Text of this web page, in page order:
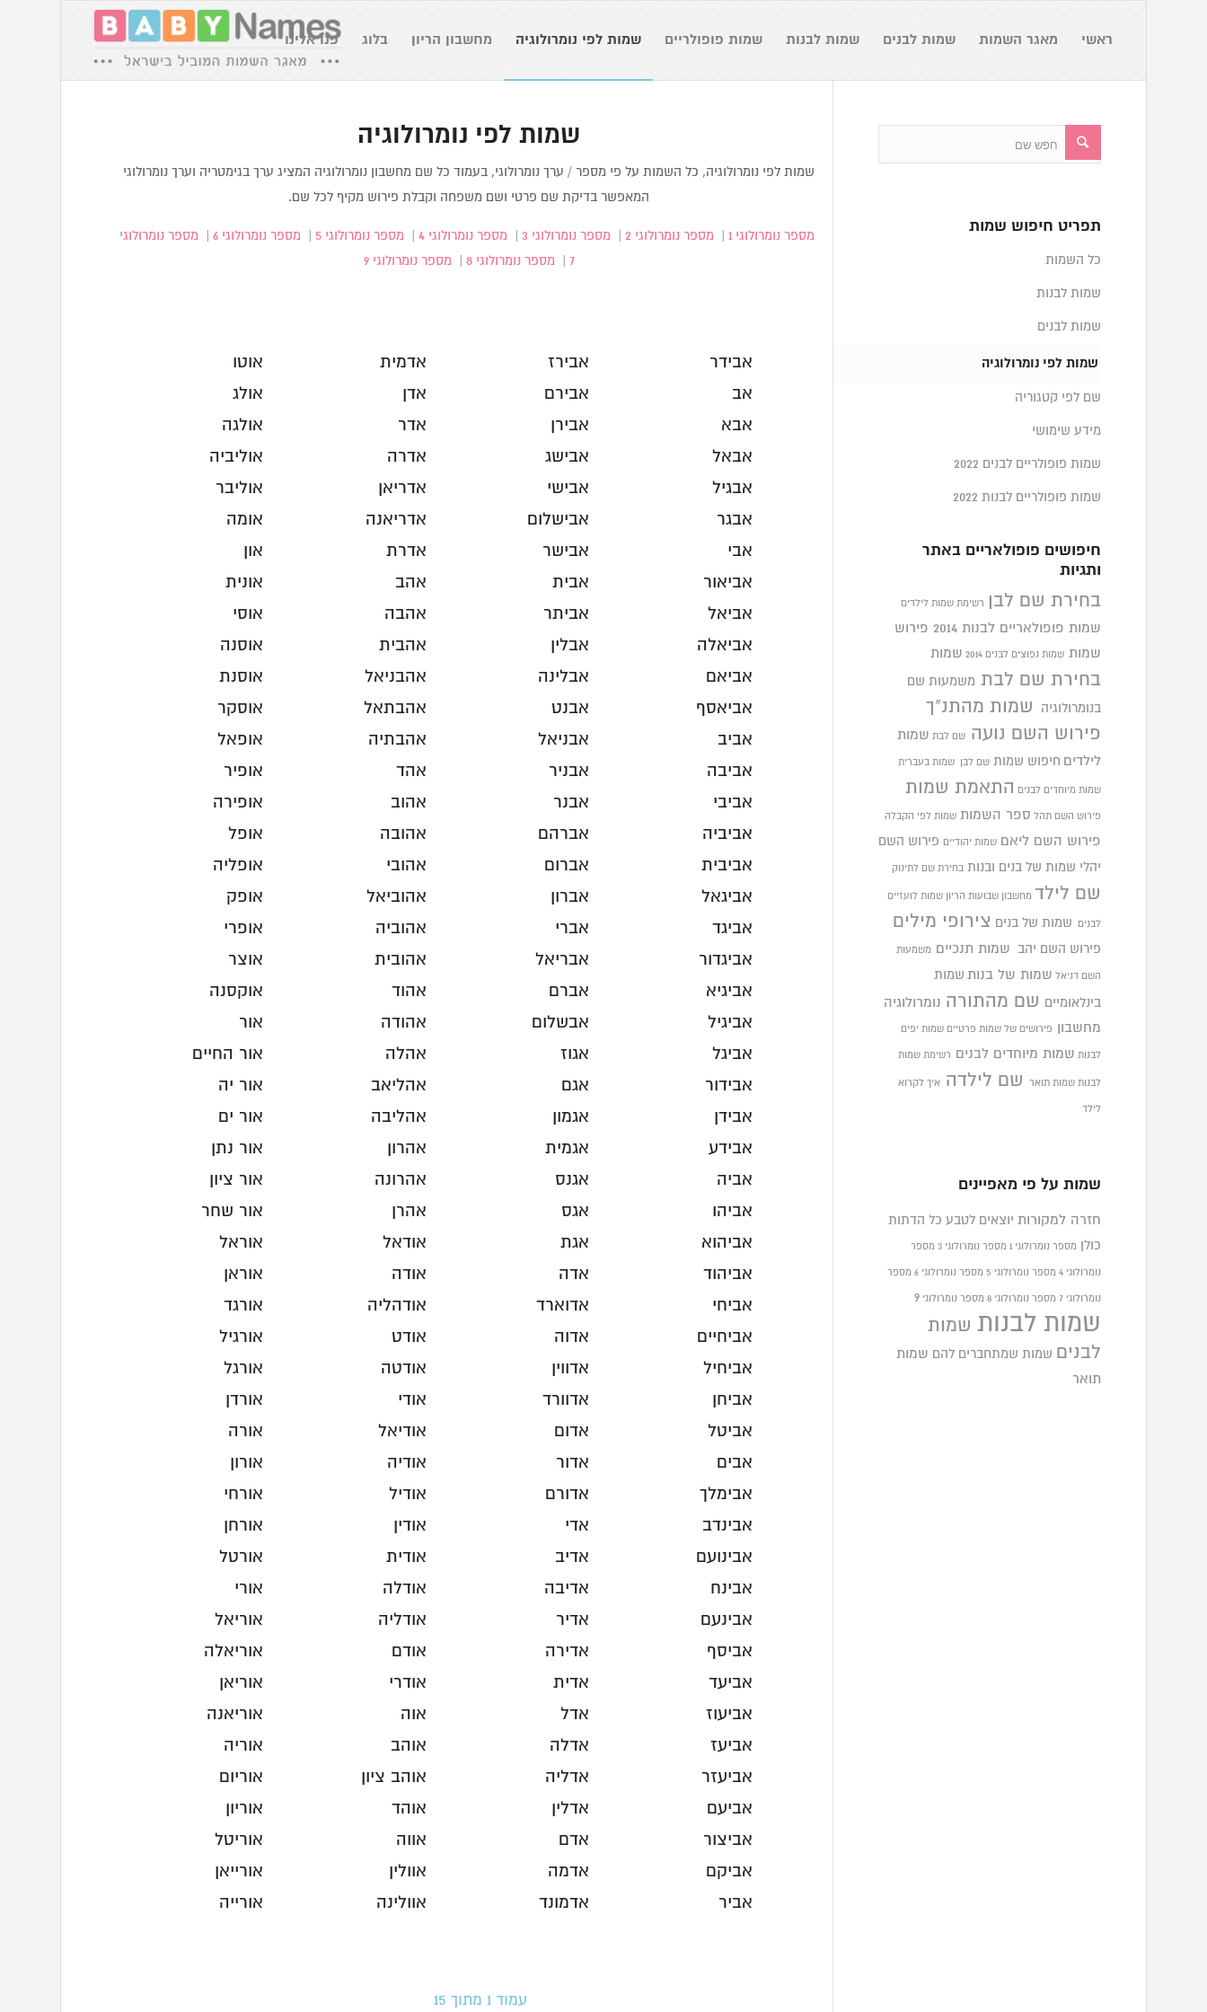
ראשי מאגר השמות שמות לבנים שמות לבנות שמות פופולריים שמות לפי נומרולוגיה מחשבון הריון בלוג פנו אלינו
שמות לפי נומרולוגיה
שמות לפי נומרולוגיה, כל השמות על פי מספר / ערך נומרולוגי, בעמוד כל שם מחשבון נומרולוגיה המציג ערך בגימטריה וערך נומרולוגי
המאפשר בדיקת שם פרטי ושם משפחה וקבלת פירוש מקיף לכל שם.
מספר נומרולוגי 1 מספר נומרולוגי 2 | מספר נומרולוגי 3 מספר נומרולוגי 4 | מספר נומרולוגי 5 מספר נומרולוגי 6 | מספר נומרולוגי
7 מספר נומרולוגי 8 מספר נומרולוגי 9
אבידר
אב
אבא
אבאל
אבגיל
אבגר
אבי
אביאור
אביאל
אביאלה
אביאם
אביאסף
אביב
אביבה
אביבי
אביביה
אביבית
אביגאל
אביגד
אביגדור
אביגיא
אביגיל
אביגל
אבידור
אבידן
אבידע
אביה
אביהו
אביהוא
אביהוד
אביחי
אביחיים
אביחיל
אביחן
אביטל
אבים
אבימלך
אבינדב
אבינועם
אבינח
אבינעם
אביסף
אביעד
אביעוז
אביעז
אביעזר
אביעם
אביצור
אביקם
אביר
אבירז
אבירם
אבירן
אבישג
אבישי
אבישלום
אבישר
אבית
אביתר
אבלין
אבלינה
אבנט
אבניאל
אבניר
אבנר
אברהם
אברום
אברון
אברי
אבריאל
אברם
אבשלום
אגוז
אגם
אגמון
אגמית
אגנס
אגס
אגת
אדה
אדוארד
אדוה
אדווין
אדוורד
אדום
אדור
אדורם
אדי
אדיב
אדיבה
אדיר
אדירה
אדית
אדל
אדלה
אדליה
אדלין
אדם
אדמה
אדמונד
אדמית
אדן
אדר
אדרה
אדריאן
אדריאנה
אדרת
אהב
אהבה
אהבית
אהבניאל
אהבתאל
אהבתיה
אהד
אהוב
אהובה
אהובי
אהוביאל
אהוביה
אהובית
אהוד
אהודה
אהלה
אהליאב
אהליבה
אהרון
אהרונה
אהרן
אודאל
אודה
אודהליה
אודט
אודטה
אודי
אודיאל
אודיה
אודיל
אודין
אודית
אודלה
אודליה
אודם
אודרי
אוה
אוהב
אוהב ציון
אוהד
אווה
אוולין
אוולינה
אוטו
אולג
אולגה
אוליביה
אוליבר
אומה
און
אונית
אוסי
אוסנה
אוסנת
אוסקר
אופאל
אופיר
אופירה
אופל
אופליה
אופק
אופרי
אוצר
אוקסנה
אור
אור החיים
אור יה
אור ים
אור נתן
אור ציון
אור שחר
אוראל
אוראן
אורגד
אורגיל
אורגל
אורדן
אורה
אורון
אורחי
אורחן
אורטל
אורי
אוריאל
אוריאלה
אוריאן
אוריאנה
אוריה
אוריום
אוריון
אוריטל
אורייאן
אורייה
עמוד 1 מתוך 15
תפריט חיפוש שמות
כל השמות
שמות לבנות
שמות לבנים
שמות לפי נומרולוגיה
שם לפי קטגוריה
מידע שימושי
שמות פופולריים לבנים 2022
שמות פופולריים לבנות 2022
חיפושים פופולאריים באתר
ותגיות
בחירת שם לבן רשימת שמות לילדים
שמות פופולאריים לבנות 2014 פירוש
שמות שמות נפוצים לבנים 2014 שמות
בחירת שם לבת משמעות שם
בנומרולוגיה
שמות מהתנ"ך
פירוש השם נועה
שם לבת שמות
לילדים חיפוש שמות שם לבן שמות בעברית
שמות מיוחדים לבנים התאמת שמות
פירוש השם תהל ספר השמות שמות לפי הקבלה
פירוש השם ליאם שמות יהודיים פירוש השם
יהלי שמות של בנים ובנות בחירת שם לתינוק
שם לילד מחשבון שבועות הריון שמות לועזיים
לבנים שמות של בנים צירופי מילים
פירוש השם יהב שמות תנכיים משמעות
השם דניאל שמות של בנות שמות
בינלאומיים שם מהתורה נומרולוגיה
מחשבון פירושים של שמות פרטיים שמות יפים
לבנות שמות מיוחדים לבנים רשימת שמות
לבנות שמות תואר שם לילדה איך לקרוא
לילד
שמות על פי מאפיינים
חזרה למקורות יוצאים לטבע כל הדתות
כולן מספר נומרולוגי 1 מספר נומרולוגי 3 מספר
נומרולוגי 4 מספר נומרולוגי 5 מספר נומרולוגי 6 מספר
נומרולוגי 7 מספר נומרולוגי 8 מספר נומרולוגי9
שמות לבנות שמות
לבנים
שמות שמתחברים להם שמות
תואר